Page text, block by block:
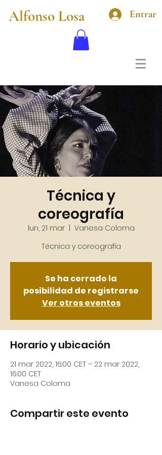
Alfonso Losa Entrar
Técnica y
coreografía
lun, 21 mar
  |
Vanesa Coloma
Se ha cerrado la
posibilidad de registrarse
Ver otros eventos
Horario y ubicación
21 mar 2022, 16:00 CET – 22 mar 2022,
16:00 CET
Vanesa Coloma
Compartir este evento